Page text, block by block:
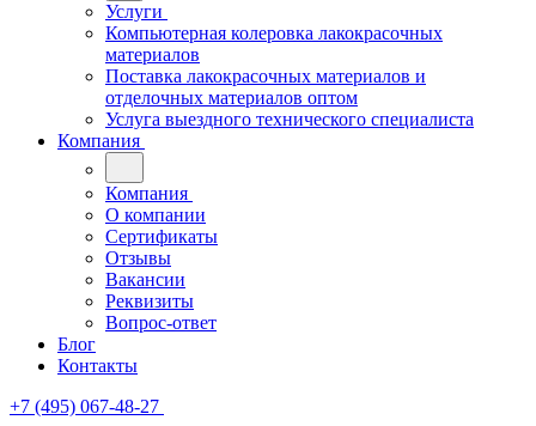
Услуги
Компьютерная колеровка лакокрасочных
материалов
Поставка лакокрасочных материалов и
отделочных материалов оптом
Услуга выездного технического специалиста
Компания
Компания
О компании
Сертификаты
Отзывы
Вакансии
Реквизиты
Вопрос-ответ
Блог
Контакты
+7 (495) 067-48-27